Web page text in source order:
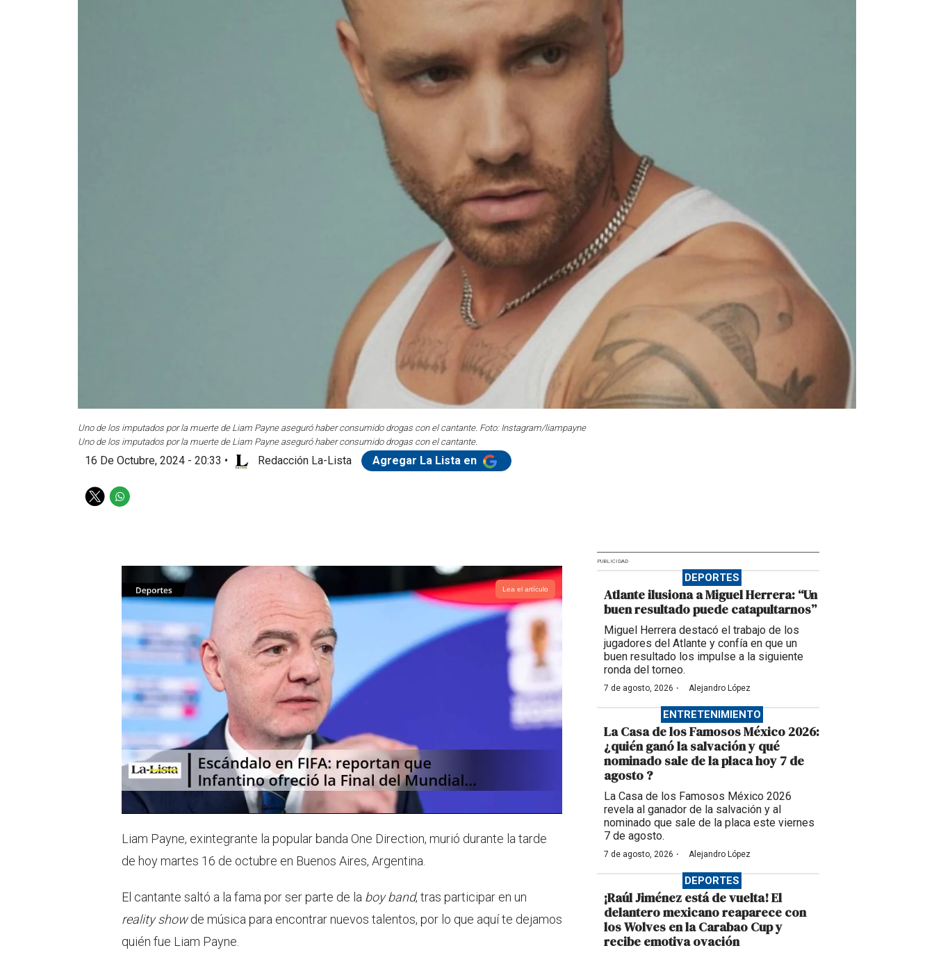
Uno de los imputados por la muerte de Liam Payne aseguró haber consumido drogas con el cantante. Foto: Instagram/liampayne
Uno de los imputados por la muerte de Liam Payne aseguró haber consumido drogas con el cantante.
16 De Octubre, 2024 - 20:33 • Redacción La-Lista Agregar La Lista en
T
W
p
Lea el artículo
Liam Payne, exintegrante la popular banda One Direction, murió durante la tarde
de hoy martes 16 de octubre en Buenos Aires, Argentina.
El cantante saltó a la fama por ser parte de la boy band, tras participar en un
reality showde música para encontrar nuevos talentos, por lo que aquí te dejamos
quién fue Liam Payne.
PUBLICIDAD
DEPORTES
Atlante ilusiona a Miguel Herrera: “Un
buen resultado puede catapultarnos”
Miguel Herrera destacó el trabajo de los
jugadores del Atlante y confía en que un
buen resultado los impulse a la siguiente
ronda del torneo.
7 de agosto, 2026 · Alejandro López
ENTRETENIMIENTO
La Casa de los Famosos México 2026:
¿quién ganó la salvación y qué
nominado sale de la placa hoy 7 de
agosto ?
La Casa de los Famosos México 2026
revela al ganador de la salvación y al
nominado que sale de la placa este viernes
7 de agosto.
7 de agosto, 2026 · Alejandro López
DEPORTES
¡Raúl Jiménez está de vuelta! El
delantero mexicano reaparece con
los Wolves en la Carabao Cup y
recibe emotiva ovación